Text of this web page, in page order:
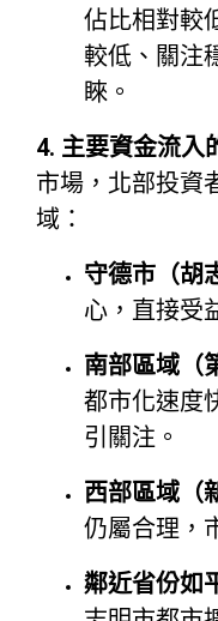
佔比相對較
較低、關注
睞。
4. 主要資金流入
市場，北部投資
域：
守德市（胡
心，直接受
南部區域（
都市化速度
引關注。
西部區域（
仍屬合理，
鄰近省份如